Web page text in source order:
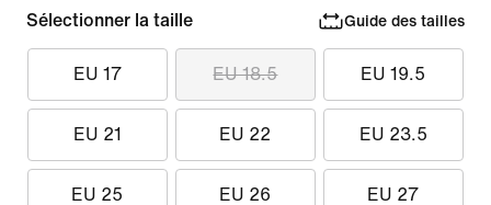
Sélectionner la taille Guide des tailles
EU 17 EU 18.5 EU 19.5
EU 21 EU 22 EU 23.5
EU 25 EU 26 EU 27